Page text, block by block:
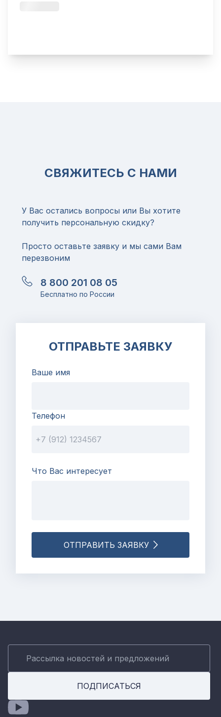
СВЯЖИТЕСЬ С НАМИ
У Вас остались вопросы или Вы хотите
получить персональную скидку?
Просто оставьте заявку и мы сами Вам
перезвоним
8 800 201 08 05
Бесплатно по России
ОТПРАВЬТЕ ЗАЯВКУ
Ваше имя
Телефон
Что Вас интересует
ОТПРАВИТЬ ЗАЯВКУ
ПОДПИСАТЬСЯ